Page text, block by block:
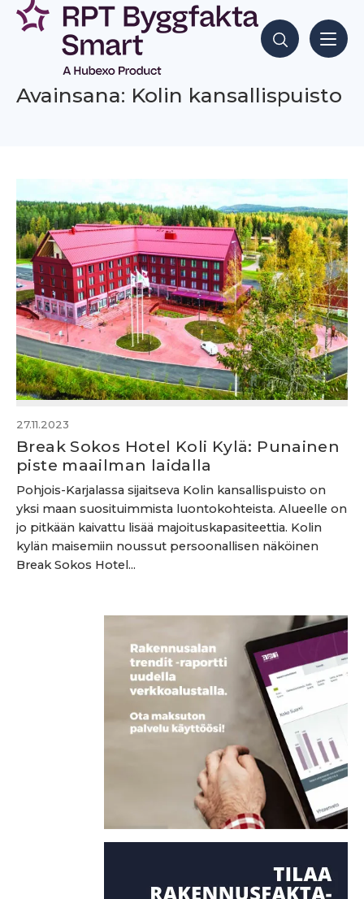
Siirry
sisältöön
Hae sisältöjä
Avainsana: Kolin kansallispuisto
27.11.2023
Break Sokos Hotel Koli Kylä: Punainen
piste maailman laidalla
Pohjois-Karjalassa sijaitseva Kolin kansallispuisto on
yksi maan suosituimmista luontokohteista. Alueelle on
jo pitkään kaivattu lisää majoituskapasiteettia. Kolin
kylän maisemiin noussut persoonallisen näköinen
Break Sokos Hotel...